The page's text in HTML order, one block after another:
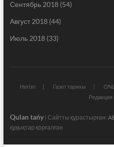
Сентябрь 2018(54)
Август 2018(44)
Июль 2018(33)
Негізгі Газет тарихы
Qulan tańy| Сайтты құрастырған:
құқықтар қорғалған